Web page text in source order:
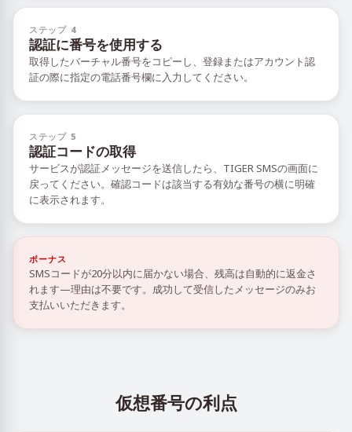
ステップ 4
認証に番号を使用する
取得したバーチャル番号をコピーし、登録またはアカウント認
証の際に指定の電話番号欄に入力してください。
ステップ 5
認証コードの取得
サービスが認証メッセージを送信したら、TIGER SMSの画面に
戻ってください。確認コードは該当する有効な番号の横に明確
に表示されます。
ボーナス
SMSコードが20分以内に届かない場合、残高は自動的に返金さ
れます—理由は不要です。成功して受信したメッセージのみお
支払いいただきます。
仮想番号の利点